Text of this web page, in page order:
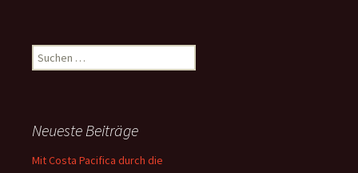
Suche
nach:
Neueste Beiträge
Mit Costa Pacifica durch die